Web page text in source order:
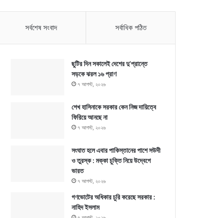
সর্বশেষ সংবাদ সর্বাধিক পঠিত
ছুটির দিন সকালেই দেশের দু’প্রান্তে
সড়কে ঝরল ১৬ প্রাণ
৭ আগস্ট, ২০২৬
শেখ হাসিনাকে সরকার কেন নিজ দায়িত্বে
ফিরিয়ে আনছে না
৭ আগস্ট, ২০২৬
সংঘাত হলে এবার পাকিস্তানের পাশে সউদী
ও তুরস্ক : মক্কা চুক্তি নিয়ে উদ্বেগে
ভারত
৭ আগস্ট, ২০২৬
গণভোটের অধিকার চুরি করেছে সরকার :
নাহিদ ইসলাম